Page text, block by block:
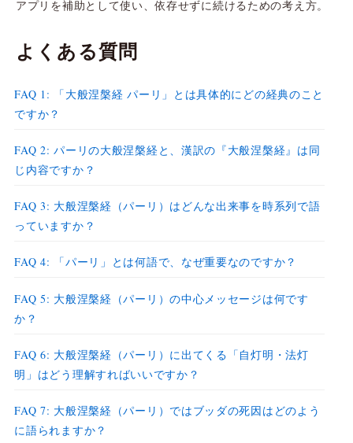
アプリを補助として使い、依存せずに続けるための考え方。
よくある質問
FAQ 1: 「大般涅槃経 パーリ」とは具体的にどの経典のこと
ですか？
FAQ 2: パーリの大般涅槃経と、漢訳の『大般涅槃経』は同
じ内容ですか？
FAQ 3: 大般涅槃経（パーリ）はどんな出来事を時系列で語
っていますか？
FAQ 4: 「パーリ」とは何語で、なぜ重要なのですか？
FAQ 5: 大般涅槃経（パーリ）の中心メッセージは何です
か？
FAQ 6: 大般涅槃経（パーリ）に出てくる「自灯明・法灯
明」はどう理解すればいいですか？
FAQ 7: 大般涅槃経（パーリ）ではブッダの死因はどのよう
に語られますか？